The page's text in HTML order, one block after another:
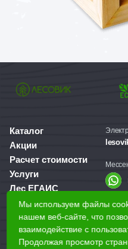
Каталог
Акции
Расчет стоимости
Услуги
Лес ЕГАИС
О компании
Доставка и оплата
Для бизнеса
+7
Мы используем файлы
нашем веб-сайте, что
взаимодействие с
Продолжая просмотр